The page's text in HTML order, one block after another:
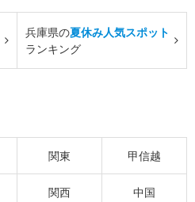
兵庫県の夏休み人気スポット
ランキング
関東 甲信越
関西 中国